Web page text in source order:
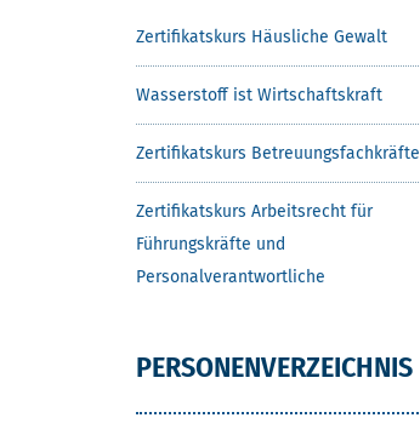
Zertifikatskurs Häusliche Gewalt
Wasserstoff ist Wirtschaftskraft
Zertifikatskurs Betreuungsfachkräfte
Zertifikatskurs Arbeitsrecht für
Führungskräfte und
Personalverantwortliche
PERSONENVERZEICHNIS